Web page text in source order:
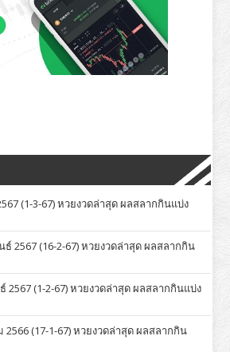
(1-3-67) หวยงวดล่าสุด ผลสลากกินแบ่ง
2567 (16-2-67) หวยงวดล่าสุด ผลสลากกิน
2567 (1-2-67) หวยงวดล่าสุด ผลสลากกินแบ่ง
(17-1-67) หวยงวดล่าสุด ผลสลากกิน